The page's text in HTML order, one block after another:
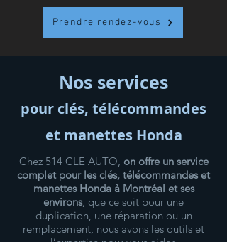
Prendre rendez-vous
Nos services
pour clés, télécommandes
et manettes Honda
Chez 514 CLE AUTO, on offre un service
complet pour les clés, télécommandes et
manettes Honda à Montréal et ses
environs, que ce soit pour une
duplication, une réparation ou un
remplacement, nous avons les outils et